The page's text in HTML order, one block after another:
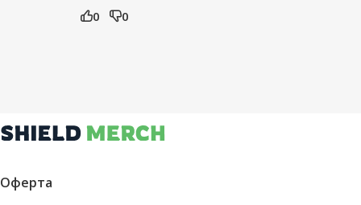
0 0
Оферта